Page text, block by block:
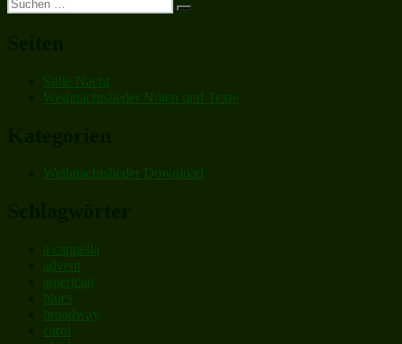
nach:
Suchen
Stille Nacht
Weihnachtslieder Noten und Texte
Weihnachtslieder Download
a cappella
advent
american
blues
broadway
carol